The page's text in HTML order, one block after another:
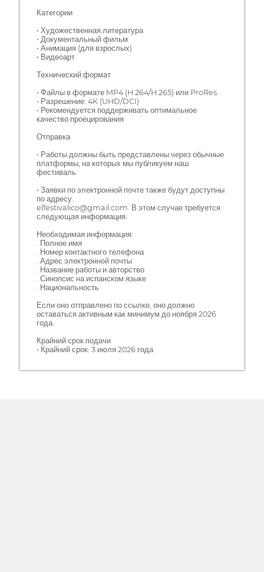
Категории
• Художественная литература
• Документальный фильм
• Анимация (для взрослых)
• Видеоарт
Технический формат
• Файлы в формате MP4 (H.264/H.265) или ProRes
• Разрешение: 4K (UHD/DCI)
• Рекомендуется поддерживать оптимальное
качество проецирования
Отправка
• Работы должны быть представлены через обычные
платформы, на которых мы публикуем наш
фестиваль
• Заявки по электронной почте также будут доступны
по адресу:
elfestivalico@gmail.com. В этом случае требуется
следующая информация:
Необходимая информация:
. Полное имя
. Номер контактного телефона
. Адрес электронной почты
. Название работы и авторство
. Синопсис на испанском языке
. Национальность
Если оно отправлено по ссылке, оно должно
оставаться активным как минимум до ноября 2026
года.
Крайний срок подачи
• Крайний срок: 3 июля 2026 года